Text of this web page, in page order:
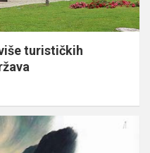
turističkih